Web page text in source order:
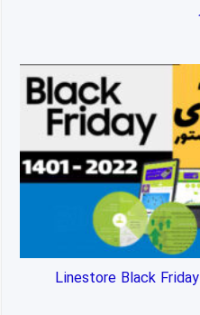
بلک فرایدی لاین استور 1401 | Linestore Black Friday